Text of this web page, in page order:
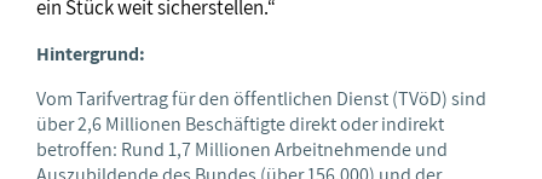
ein Stück weit sicherstellen.“
Hintergrund:
Vom Tarifvertrag für den öffentlichen Dienst (TVöD) sind
über 2,6 Millionen Beschäftigte direkt oder indirekt
betroffen: Rund 1,7 Millionen Arbeitnehmende und